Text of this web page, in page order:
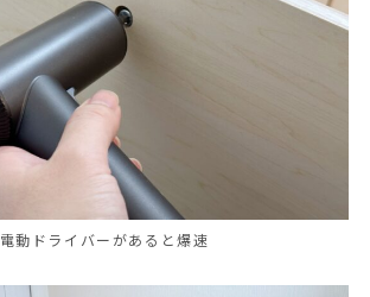
電動ドライバーがあると爆速